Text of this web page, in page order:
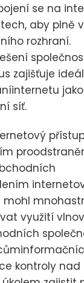
se na
aby plně
rozhraní.
zajišťuje
síť.
využití
kontroly nad